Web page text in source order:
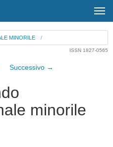
MINORILE/
ISSN 1827-0565
Successivo →
minorile